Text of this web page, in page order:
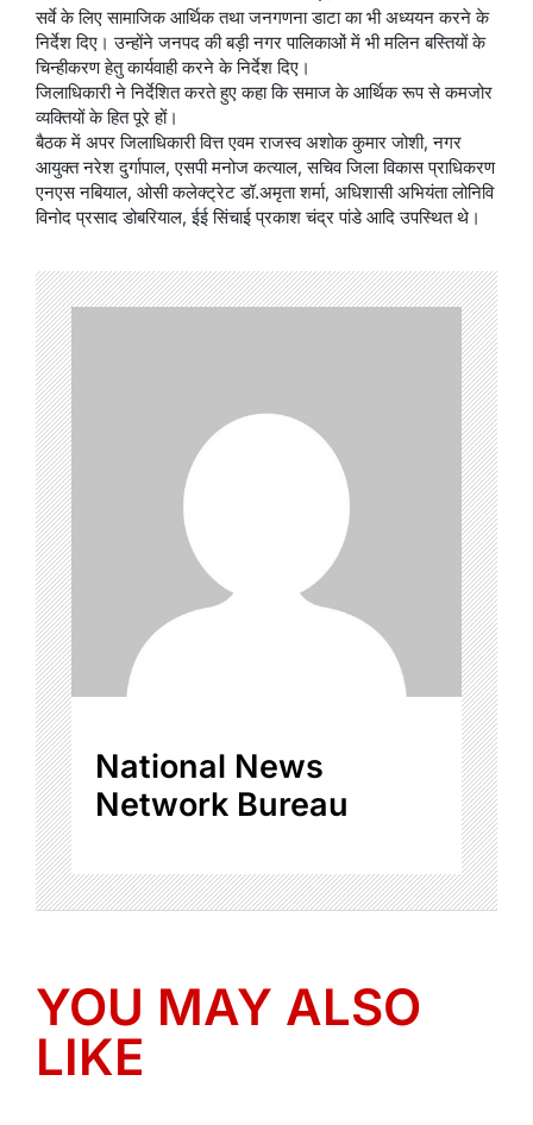
सर्वे के लिए सामाजिक आर्थिक तथा जनगणना डाटा का भी अध्ययन करने के
निर्देश दिए। उन्होंने जनपद की बड़ी नगर पालिकाओं में भी मलिन बस्तियों के
चिन्हीकरण हेतु कार्यवाही करने के निर्देश दिए।
जिलाधिकारी ने निर्देशित करते हुए कहा कि समाज के आर्थिक रूप से कमजोर
व्यक्तियों के हित पूरे हों।
बैठक में अपर जिलाधिकारी वित्त एवम राजस्व अशोक कुमार जोशी, नगर
आयुक्त नरेश दुर्गापाल, एसपी मनोज कत्याल, सचिव जिला विकास प्राधिकरण
एनएस नबियाल, ओसी कलेक्ट्रेट डॉ.अमृता शर्मा, अधिशासी अभियंता लोनिवि
विनोद प्रसाद डोबरियाल, ईई सिंचाई प्रकाश चंद्र पांडे आदि उपस्थित थे।
National News
Network Bureau
YOU MAY ALSO
LIKE